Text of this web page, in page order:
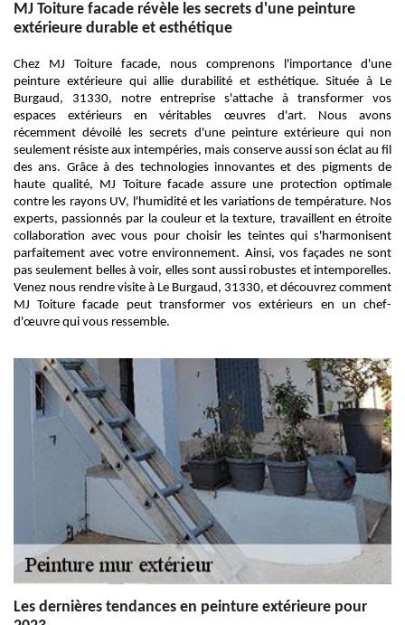
MJ Toiture facade révèle les secrets d'une peinture
extérieure durable et esthétique
Chez MJ Toiture facade, nous comprenons l'importance d'une
peinture extérieure qui allie durabilité et esthétique. Située à Le
Burgaud, 31330, notre entreprise s'attache à transformer vos
espaces extérieurs en véritables œuvres d'art. Nous avons
récemment dévoilé les secrets d'une peinture extérieure qui non
seulement résiste aux intempéries, mais conserve aussi son éclat au fil
des ans. Grâce à des technologies innovantes et des pigments de
haute qualité, MJ Toiture facade assure une protection optimale
contre les rayons UV, l'humidité et les variations de température. Nos
experts, passionnés par la couleur et la texture, travaillent en étroite
collaboration avec vous pour choisir les teintes qui s'harmonisent
parfaitement avec votre environnement. Ainsi, vos façades ne sont
pas seulement belles à voir, elles sont aussi robustes et intemporelles.
Venez nous rendre visite à Le Burgaud, 31330, et découvrez comment
MJ Toiture facade peut transformer vos extérieurs en un chef-
d'œuvre qui vous ressemble.
Les dernières tendances en peinture extérieure pour